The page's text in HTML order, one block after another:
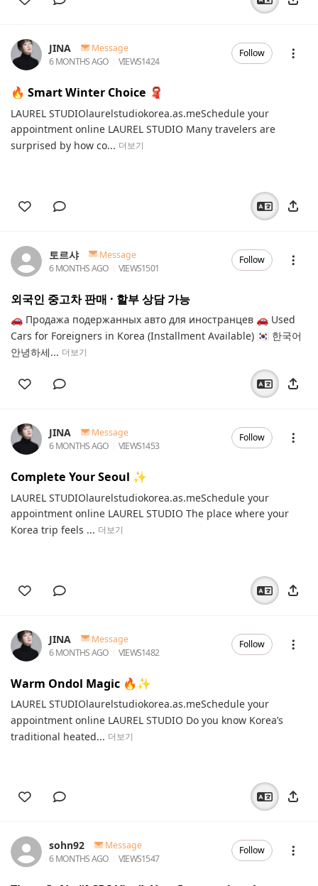
JINA
Message
6 MONTHS AGO
VIEWS1424
Follow
🔥 Smart Winter Choice 🧣
LAUREL STUDIOlaurelstudiokorea.as.meSchedule your
appointment online LAUREL STUDIO Many travelers are
surprised by how co... 더보기
토르샤
Message
6 MONTHS AGO
VIEWS1501
Follow
외국인 중고차 판매 · 할부 상담 가능
🚗 Продажа подержанных авто для иностранцев 🚗 Used
Cars for Foreigners in Korea (Installment Available) 🇰🇷 한국어
안녕하세... 더보기
JINA
Message
6 MONTHS AGO
VIEWS1453
Follow
Complete Your Seoul ✨️
LAUREL STUDIOlaurelstudiokorea.as.meSchedule your
appointment online LAUREL STUDIO The place where your
Korea trip feels ... 더보기
JINA
Message
6 MONTHS AGO
VIEWS1482
Follow
Warm Ondol Magic 🔥✨️
LAUREL STUDIOlaurelstudiokorea.as.meSchedule your
appointment online LAUREL STUDIO Do you know Korea’s
traditional heated... 더보기
sohn92
Message
6 MONTHS AGO
VIEWS1547
Follow